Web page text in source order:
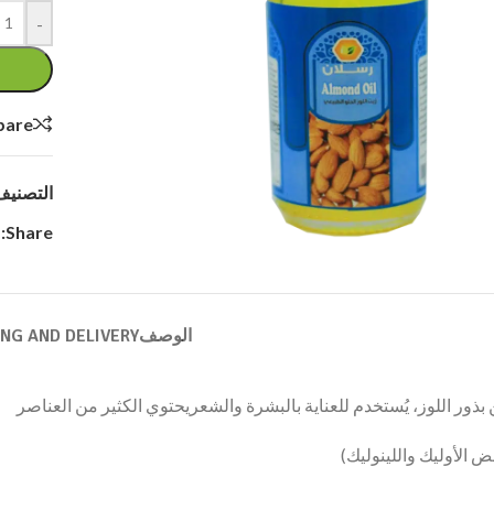
Click to
-
Share:
الوصفAND DELIVERY
اللوز، يُستخدم للعناية بالبشرة والشعريحتوي الكثير من العناصر